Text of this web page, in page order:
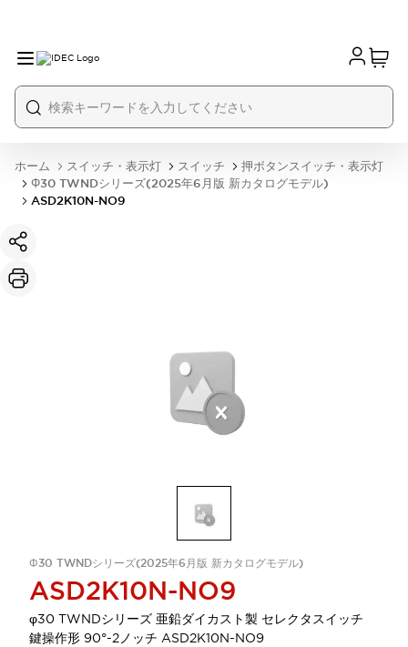
ホーム スイッチ・表示灯 スイッチ
押ボタンスイッチ・表示灯
Φ30 TWNDシリーズ(2025年6月版 新カタログモデル)
ASD2K10N-NO9
Φ30 TWNDシリーズ(2025年6月版 新カタログモデル)
ASD2K10N-NO9
φ30 TWNDシリーズ 亜鉛ダイカスト製 セレクタスイッチ
鍵操作形 90°-2ノッチ ASD2K10N-NO9